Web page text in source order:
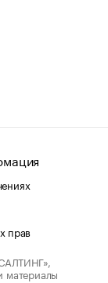
прав